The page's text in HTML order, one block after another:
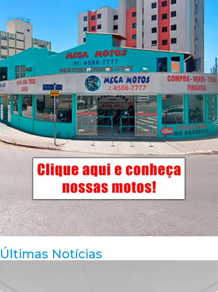
Últimas Notícias